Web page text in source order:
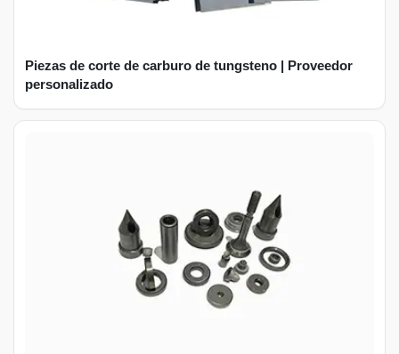
Piezas de corte de carburo de tungsteno | Proveedor
personalizado